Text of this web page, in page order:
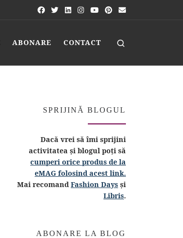
ABONARE CONTACT
SPRIJINĂ BLOGUL
Dacă vrei să îmi sprijini
activitatea și blogul poți să
cumperi orice produs de la
eMAG folosind acest link.
Mai recomand Fashion Days și
Libris.
ABONARE LA BLOG